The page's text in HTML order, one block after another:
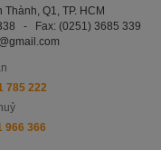
Thành, Q1, TP. HCM
-
Fax: (0251) 3685 339
@gmail.com
785 222
966 366